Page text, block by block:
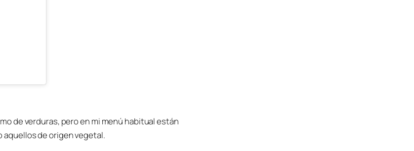
de verduras, pero en mi menú habitual están
de origen vegetal.